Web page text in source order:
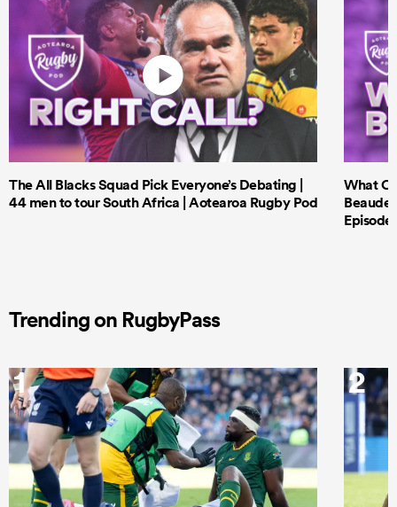
The All Blacks Squad Pick Everyone’s Debating |
44 men to tour South Africa | Aotearoa Rugby Pod
What
Episode
Trending on RugbyPass
1 2